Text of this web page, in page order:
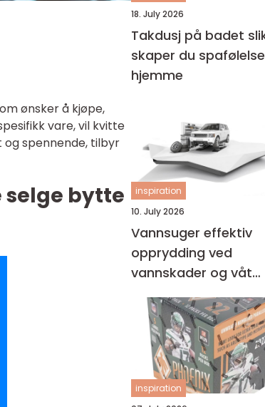
ønsker å kjøpe,
vare, vil kvitte
spennende, tilbyr
selge bytte
18. July 2026
Takdusj på badet slik
skaper du spafølelse
hjemme
inspiration
10. July 2026
Vannsuger effektiv
opprydding ved
vannskader og våt
rengjøring
inspiration